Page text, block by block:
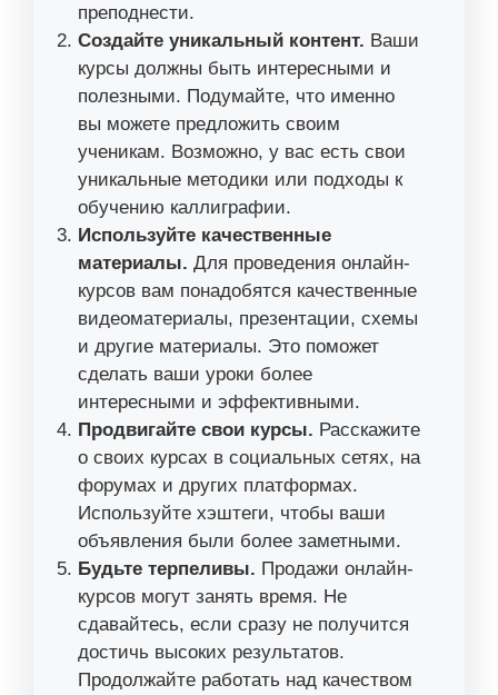
преподнести.
Создайте уникальный контент. Ваши
курсы должны быть интересными и
полезными. Подумайте, что именно
вы можете предложить своим
ученикам. Возможно, у вас есть свои
уникальные методики или подходы к
обучению каллиграфии.
Используйте качественные
материалы. Для проведения онлайн-
курсов вам понадобятся качественные
видеоматериалы, презентации, схемы
и другие материалы. Это поможет
сделать ваши уроки более
интересными и эффективными.
Продвигайте свои курсы. Расскажите
о своих курсах в социальных сетях, на
форумах и других платформах.
Используйте хэштеги, чтобы ваши
объявления были более заметными.
Будьте терпеливы. Продажи онлайн-
курсов могут занять время. Не
сдавайтесь, если сразу не получится
достичь высоких результатов.
Продолжайте работать над качеством